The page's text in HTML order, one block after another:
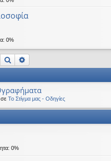
0%
Αναζήτηση
Το Στίγμα μας - Οδηγίες
0%